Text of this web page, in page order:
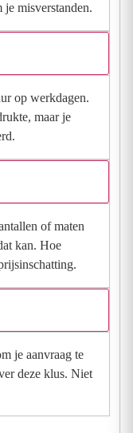
misverstanden.
op werkdagen.
maar je
of maten
kan. Hoe
je aanvraag te
deze klus. Niet